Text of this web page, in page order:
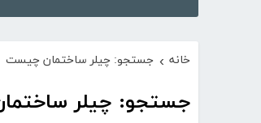
خانه › جستجو: چیلر ساختمان چیست
جستجو: چیلر